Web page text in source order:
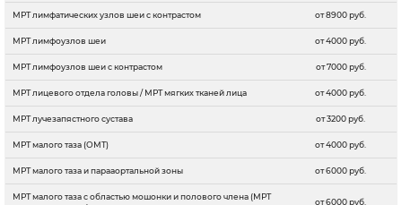
МРТ лимфатических узлов шеи с контрастом от 8900 руб.
МРТ лимфоузлов шеи от 4000 руб.
МРТ лимфоузлов шеи с контрастом от 7000 руб.
МРТ лицевого отдела головы / МРТ мягких тканей лица от 4000 руб.
МРТ лучезапястного сустава от 3200 руб.
МРТ малого таза (ОМТ) от 4000 руб.
МРТ малого таза и парааортальной зоны от 6000 руб.
МРТ малого таза с областью мошонки и полового члена (МРТ
от 6000 руб.